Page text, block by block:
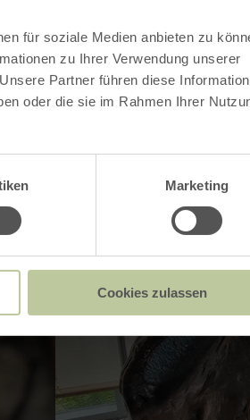
für soziale Medien anbieten zu
zu Ihrer Verwendung unserer
Partner führen diese
oder die sie im Rahmen Ihrer
Marketing
Cookies zulassen